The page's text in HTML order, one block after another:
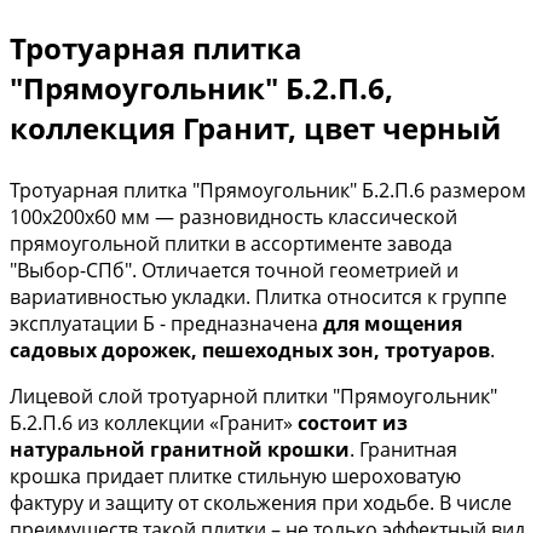
Тротуарная плитка
"Прямоугольник" Б.2.П.6,
коллекция Гранит, цвет черный
Тротуарная плитка "Прямоугольник" Б.2.П.6 размером
100х200х60 мм — разновидность классической
прямоугольной плитки в ассортименте завода
"Выбор-СПб". Отличается точной геометрией и
вариативностью укладки. Плитка относится к группе
эксплуатации Б - предназначена для мощения
садовых дорожек, пешеходных зон, тротуаров.
Лицевой слой тротуарной плитки "Прямоугольник"
Б.2.П.6 из коллекции «Гранит» состоит из
натуральной гранитной крошки. Гранитная
крошка придает плитке стильную шероховатую
фактуру и защиту от скольжения при ходьбе. В числе